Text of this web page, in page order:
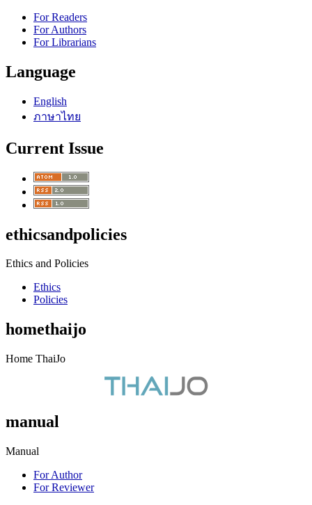
For Readers
For Authors
For Librarians
Language
English
ภาษาไทย
Current Issue
ethicsandpolicies
Ethics and Policies
Ethics
Policies
homethaijo
Home ThaiJo
manual
Manual
For Author
For Reviewer